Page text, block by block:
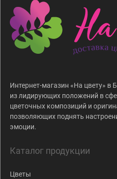
Интернет-магазин «На цвету» в
из лидирующих положений в
цветочных композиций и
позволяющих поднять
эмоции.
Каталог продукции
Цветы